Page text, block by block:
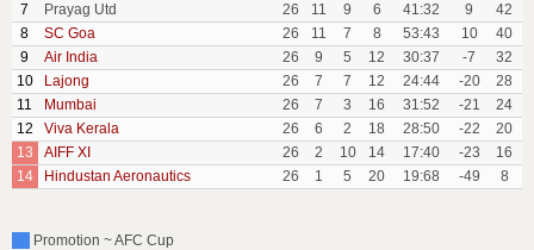
7
Prayag Utd 26 11 9 6 41:32 9
42
8
SC Goa 26 11 7 8 53:43 10
40
9
Air India 26 9 5 12 30:37 -7
32
10
Lajong 26 7 7 12 24:44 -20
28
11
Mumbai 26 7 3 16 31:52 -21
24
12
Viva Kerala 26 6 2 18 28:50 -22
20
13
AIFF XI 26 2 10 14 17:40 -23
16
14
Hindustan Aeronautics 26 1 5 20 19:68 -49 8
Promotion ~ AFC Cup